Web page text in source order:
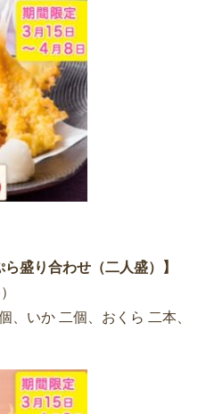
盛り合わせ（二人盛）】
、いか 二個、おくら 二本、